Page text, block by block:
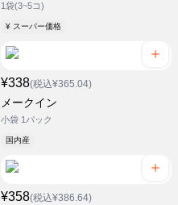
1袋(3~5コ)
¥ スーパー価格
¥338(税込¥365.04)
メークイン
小袋 1パック
国内産
¥358(税込¥386.64)